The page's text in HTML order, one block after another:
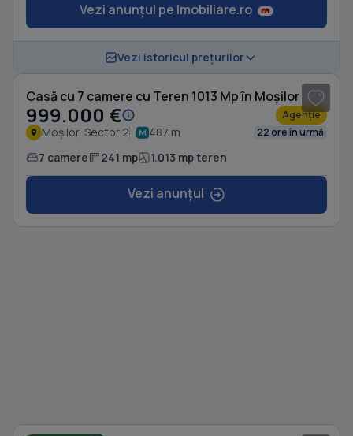
Vezi anunțul pe Imobiliare.ro
Vezi istoricul prețurilor
Casă cu 7 camere cu Teren 1013 Mp în Moșilor
999.000 € Agenție
Moșilor, Sector 2 487 m 22 ore în urmă
7 camere 241 mp 1.013 mp teren
Vezi anunțul